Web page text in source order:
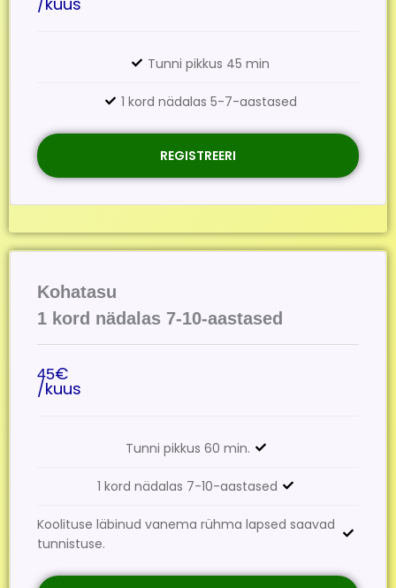
Tunni pikkus 45 min
1 kord nädalas 5-7-aastased
REGISTREERI
Kohatasu
1 kord nädalas 7-10-aastased
45€
/kuus
Tunni pikkus 60 min.
1 kord nädalas 7-10-aastased
Koolituse läbinud vanema rühma lapsed saavad
tunnistuse.